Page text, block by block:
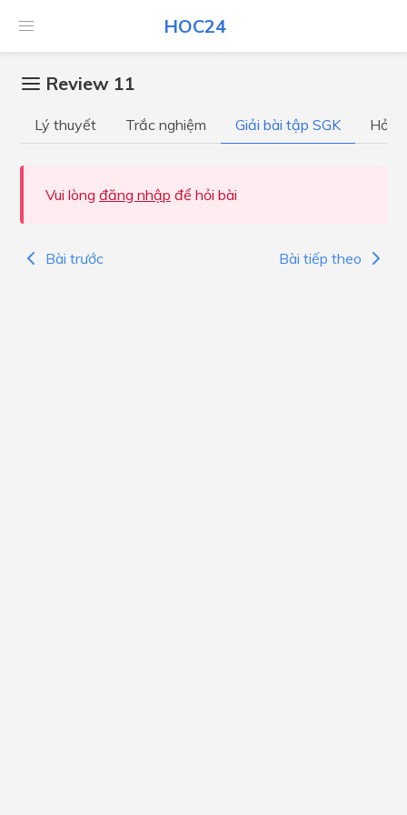
HOC24
Review 11
Lý thuyết Trắc nghiệm Giải bài tập SGK Hỏi
Vui lòng đăng nhập để hỏi bài
Bài trước Bài tiếp theo